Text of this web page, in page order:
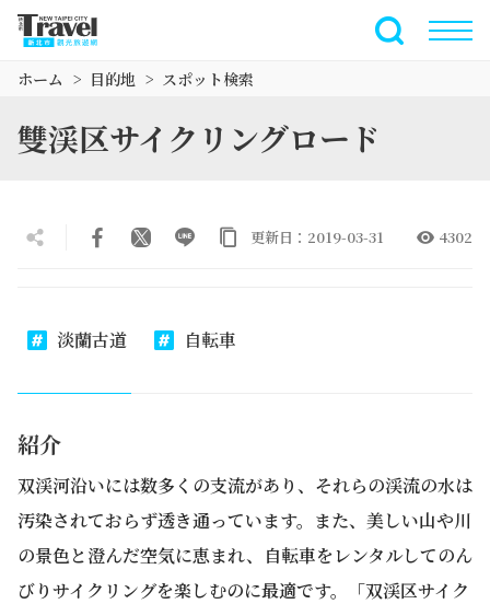
全文検索
ホーム 目的地 スポット検索
雙渓区サイクリングロード
更新日：2019-03-31 4302
淡蘭古道 自転車
紹介
双渓河沿いには数多くの支流があり、それらの渓流の水は
汚染されておらず透き通っています。また、美しい山や川
の景色と澄んだ空気に恵まれ、自転車をレンタルしてのん
びりサイクリングを楽しむのに最適です。「双渓区サイク